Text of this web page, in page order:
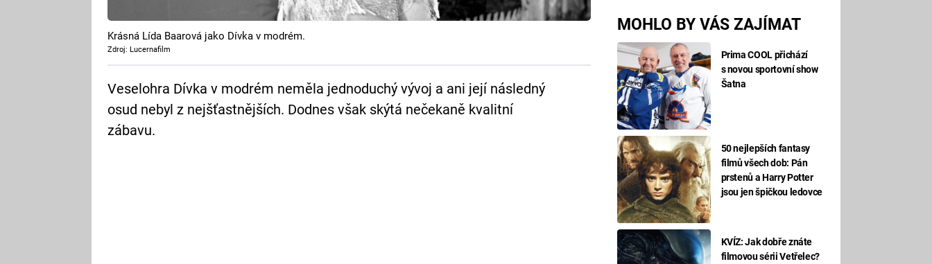
MOHLO BY VÁS ZAJÍMAT
Prima COOL přichází
s novou sportovní show
Šatna
50 nejlepších fantasy
filmů všech dob: Pán
prstenů a Harry Potter
jsou jen špičkou ledovce
KVÍZ: Jak dobře znáte
filmovou sérii Vetřelec?
Krásná Lída Baarová jako Dívka v modrém.
Zdroj: Lucernafilm
Veselohra Dívka v modrém neměla jednoduchý vývoj a ani její následný
osud nebyl z nejšťastnějších. Dodnes však skýtá nečekaně kvalitní
zábavu.